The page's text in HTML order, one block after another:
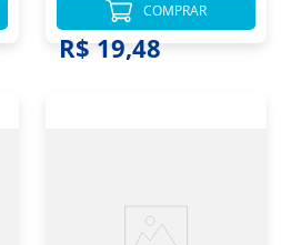
R$ 19,48
COMPRAR